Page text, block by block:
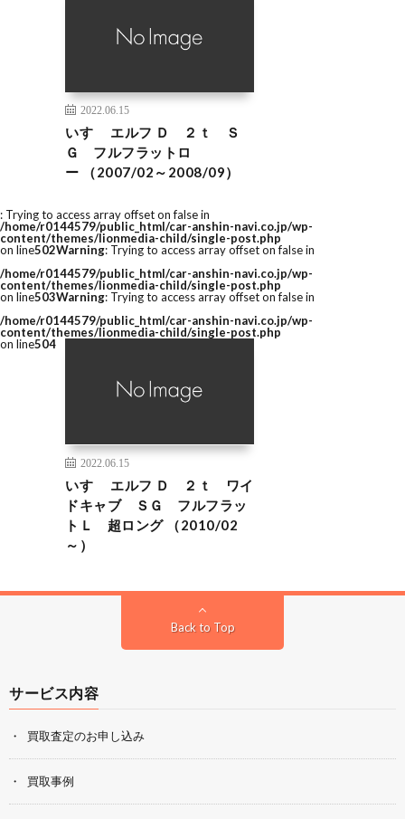
2022.06.15
いすゞ エルフ Ｄ ２ｔ Ｓ
Ｇ フルフラットロ
ー （2007/02～2008/09）
: Trying to access array offset on false in
/home/r0144579/public_html/car-anshin-navi.co.jp/wp-
content/themes/lionmedia-child/single-post.php
on line502Warning: Trying to access array offset on false in
/home/r0144579/public_html/car-anshin-navi.co.jp/wp-
content/themes/lionmedia-child/single-post.php
on line503Warning: Trying to access array offset on false in
/home/r0144579/public_html/car-anshin-navi.co.jp/wp-
content/themes/lionmedia-child/single-post.php
on line504
2022.06.15
いすゞ エルフ Ｄ ２ｔ ワイ
ドキャブ ＳＧ フルフラッ
トＬ 超ロング （2010/02
～）
Back to Top
サービス内容
買取査定のお申し込み
買取事例